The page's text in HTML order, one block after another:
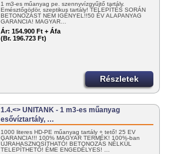
1 m3-es műanyag pe. szennyvízgyűjtő tartály.
Emésztőgödör, szeptikus tartály! TELEPÍTÉS SORÁN
BETONOZÁST NEM IGÉNYEL!!50 ÉV ALAPANYAG
GARANCIA! MAGYAR…
Ár: 154.900 Ft + Áfa
(Br. 196.723 Ft)
Részletek
1.4.<> UNITANK - 1 m3-es műanyag
esővíztartály, …
1000 literes HD-PE műanyag tartály + tető! 25 ÉV
GARANCIA!!! 100% MAGYAR TERMÉK! 100%-ban
ÚJRAHASZNOSÍTHATÓ! BETONOZÁS NÉLKÜL
TELEPÍTHETŐ! ÉME ENGEDÉLYES! …